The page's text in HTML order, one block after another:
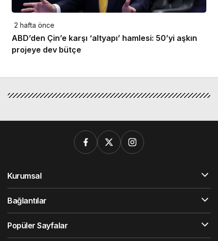
2 hafta önce
ABD’den Çin’e karşı ‘altyapı’ hamlesi: 50’yi aşkın
projeye dev bütçe
Kurumsal
Bağlantılar
Popüler Sayfalar